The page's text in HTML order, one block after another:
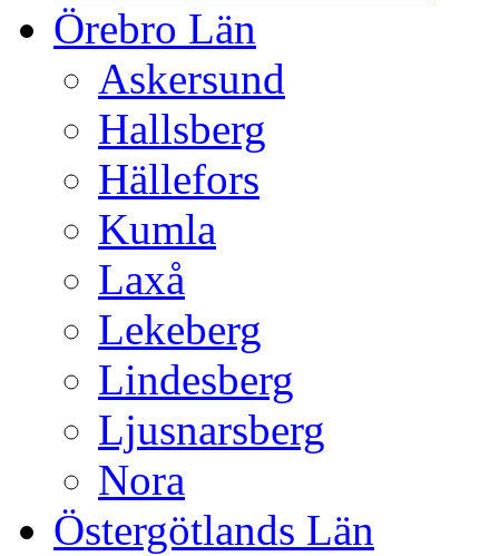
Örebro Län
Askersund
Hallsberg
Hällefors
Kumla
Laxå
Lekeberg
Lindesberg
Ljusnarsberg
Nora
Östergötlands Län